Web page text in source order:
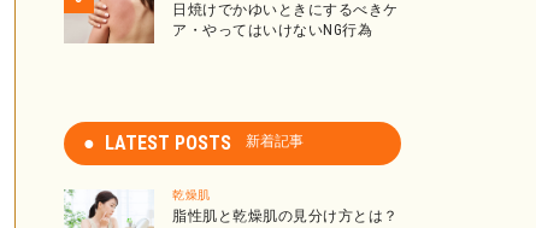
日焼けでかゆいときにするべきケ
ア・やってはいけないNG行為
LATEST POSTS 新着記事
乾燥肌
脂性肌と乾燥肌の見分け方とは？